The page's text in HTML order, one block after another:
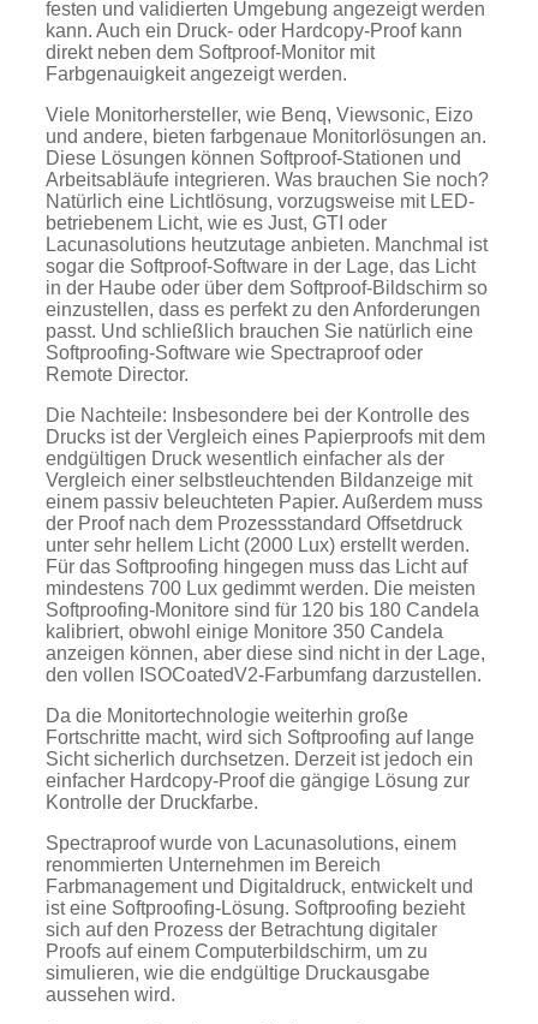
festen und validierten Umgebung angezeigt werden
kann. Auch ein Druck- oder Hardcopy-Proof kann
direkt neben dem Softproof-Monitor mit
Farbgenauigkeit angezeigt werden.
Viele Monitorhersteller, wie Benq, Viewsonic, Eizo
und andere, bieten farbgenaue Monitorlösungen an.
Diese Lösungen können Softproof-Stationen und
Arbeitsabläufe integrieren. Was brauchen Sie noch?
Natürlich eine Lichtlösung, vorzugsweise mit LED-
betriebenem Licht, wie es Just, GTI oder
Lacunasolutions heutzutage anbieten. Manchmal ist
sogar die Softproof-Software in der Lage, das Licht
in der Haube oder über dem Softproof-Bildschirm so
einzustellen, dass es perfekt zu den Anforderungen
passt. Und schließlich brauchen Sie natürlich eine
Softproofing-Software wie Spectraproof oder
Remote Director.
Die Nachteile: Insbesondere bei der Kontrolle des
Drucks ist der Vergleich eines Papierproofs mit dem
endgültigen Druck wesentlich einfacher als der
Vergleich einer selbstleuchtenden Bildanzeige mit
einem passiv beleuchteten Papier. Außerdem muss
der Proof nach dem Prozessstandard Offsetdruck
unter sehr hellem Licht (2000 Lux) erstellt werden.
Für das Softproofing hingegen muss das Licht auf
mindestens 700 Lux gedimmt werden. Die meisten
Softproofing-Monitore sind für 120 bis 180 Candela
kalibriert, obwohl einige Monitore 350 Candela
anzeigen können, aber diese sind nicht in der Lage,
den vollen ISOCoatedV2-Farbumfang darzustellen.
Da die Monitortechnologie weiterhin große
Fortschritte macht, wird sich Softproofing auf lange
Sicht sicherlich durchsetzen. Derzeit ist jedoch ein
einfacher Hardcopy-Proof die gängige Lösung zur
Kontrolle der Druckfarbe.
Spectraproof wurde von Lacunasolutions, einem
renommierten Unternehmen im Bereich
Farbmanagement und Digitaldruck, entwickelt und
ist eine Softproofing-Lösung. Softproofing bezieht
sich auf den Prozess der Betrachtung digitaler
Proofs auf einem Computerbildschirm, um zu
simulieren, wie die endgültige Druckausgabe
aussehen wird.